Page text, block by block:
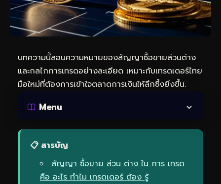
บทความนี้สอนความหมายของสัญญาซื้อขายส่วนต่าง
และกลไกการเทรดอย่างละเอียด เหมาะกับเทรดเดอร์ไทย
มือใหม่ที่ต้องการเข้าใจตลาดการเงินให้ลึกซึ้งยิ่งขึ้น.
Menu
📋 สารบัญ
สัญญา ซื้อขาย ส่วน ต่าง ใน การ เทรด
คือ อะไร ทำไม เทรดเดอร์ ต้อง รู้